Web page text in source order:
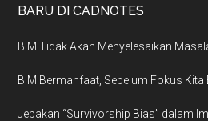
BARU DI CADNOTES
BIM Tidak Akan Menyelesaikan
BIM Bermanfaat, Sebelum Fokus Kita
Jebakan “Survivorship Bias” dalam